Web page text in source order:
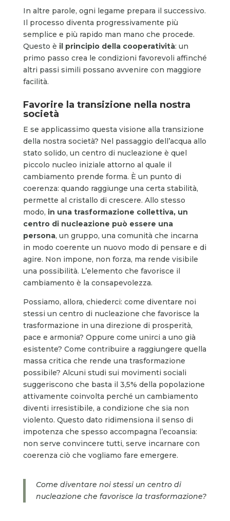
In altre parole, ogni legame prepara il successivo.
Il processo diventa progressivamente più
semplice e più rapido man mano che procede.
Questo è il principio della cooperatività: un
primo passo crea le condizioni favorevoli affinché
altri passi simili possano avvenire con maggiore
facilità.
Favorire la transizione nella nostra
società
E se applicassimo questa visione alla transizione
della nostra società? Nel passaggio dell’acqua allo
stato solido, un centro di nucleazione è quel
piccolo nucleo iniziale attorno al quale il
cambiamento prende forma. È un punto di
coerenza: quando raggiunge una certa stabilità,
permette al cristallo di crescere. Allo stesso
modo, in una trasformazione collettiva, un
centro di nucleazione può essere una
persona, un gruppo, una comunità che incarna
in modo coerente un nuovo modo di pensare e di
agire. Non impone, non forza, ma rende visibile
una possibilità. L’elemento che favorisce il
cambiamento è la consapevolezza.
Possiamo, allora, chiederci: come diventare noi
stessi un centro di nucleazione che favorisce la
trasformazione in una direzione di prosperità,
pace e armonia? Oppure come unirci a uno già
esistente? Come contribuire a raggiungere quella
massa critica che rende una trasformazione
possibile? Alcuni studi sui movimenti sociali
suggeriscono che basta il 3,5% della popolazione
attivamente coinvolta perché un cambiamento
diventi irresistibile, a condizione che sia non
violento. Questo dato ridimensiona il senso di
impotenza che spesso accompagna l’ecoansia:
non serve convincere tutti, serve incarnare con
coerenza ciò che vogliamo fare emergere.
Come diventare noi stessi un centro di
nucleazione che favorisce la trasformazione?